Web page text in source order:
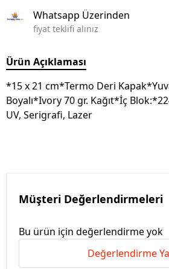
Whatsapp Üzerinden
fiyat teklifi alınız
Ürün Açıklaması
*15 x 21 cm*Termo Deri
Boyalı*Ivory 70 gr. Kağıt*İç
UV, Serigrafi, Lazer
Müşteri Değerlendirmeleri
Bu ürün için değerlendirme yok
Değerlendirme